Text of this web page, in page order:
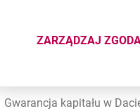
Waluta inwestycji: PLN
Gwarancja kapitału w
ZARZĄDZAJ